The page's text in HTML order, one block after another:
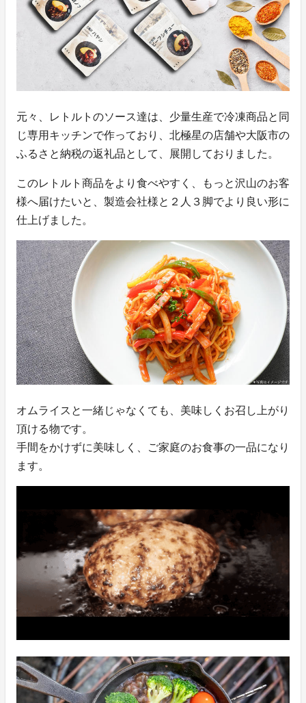
元々、レトルトのソース達は、少量生産で冷凍商品と同
じ専用キッチンで作っており、北極星の店舗や大阪市の
ふるさと納税の返礼品として、展開しておりました。
このレトルト商品をより食べやすく、もっと沢山のお客
様へ届けたいと、製造会社様と２人３脚でより良い形に
仕上げました。
オムライスと一緒じゃなくても、美味しくお召し上がり
頂ける物です。
手間をかけずに美味しく、ご家庭のお食事の一品になり
ます。